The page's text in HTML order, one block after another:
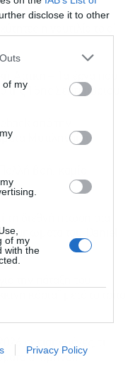
disclose it to other
of my
of my
with the
Privacy Policy
της 15ης Σεπτεμβρίου
Μυτιληναίου
του Daniel
την πάταξη του
κάρτα” μετά το τρίτο
οι εισηγμένες, τι
α’ 6μήνου